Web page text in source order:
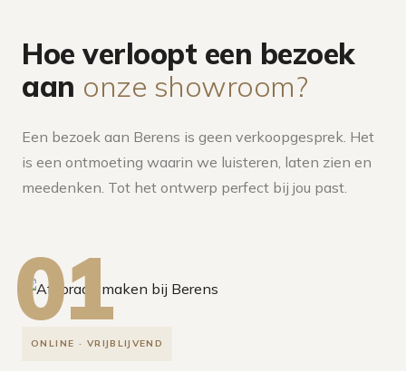
Hoe verloopt een bezoek
aan onze showroom?
Een bezoek aan Berens is geen verkoopgesprek. Het
is een ontmoeting waarin we luisteren, laten zien en
meedenken. Tot het ontwerp perfect bij jou past.
01
ONLINE · VRIJBLIJVEND